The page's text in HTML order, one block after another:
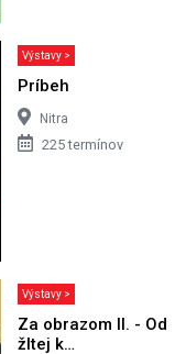
Výstavy >
Príbeh
Nitra
225 termínov
Výstavy >
Za obrazom II. - Od
žltej k…